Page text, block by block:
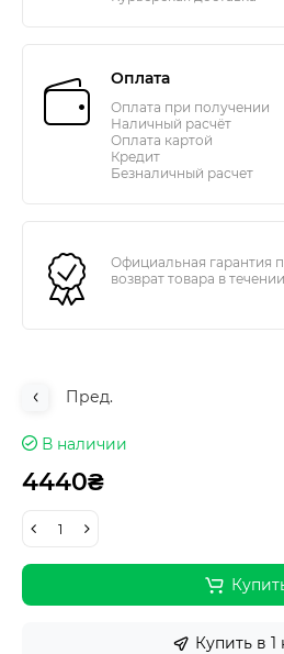
Оплата
Оплата при получении
Наличный расчёт
Оплата картой
Кредит
Безналичный расчет
Официальная гарантия
возврат товара в
Пред.
В наличии
4440₴
Купить в 1